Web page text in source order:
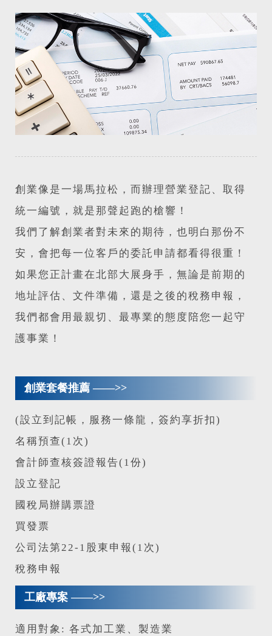
創業像是一場馬拉松，而辦理營業登記、取得
統一編號，就是那聲起跑的槍響！
我們了解創業者對未來的期待，也明白那份不
安，會把每一位客戶的委託申請都看得很重！
如果您正計畫在北部大展身手，無論是前期的
地址評估、文件準備，還是之後的稅務申報，
我們都會用最親切、最專業的態度陪您一起守
護事業！
創業套餐推薦 ——>>
(設立到記帳，服務一條龍，簽約享折扣)
名稱預查(1次)
會計師查核簽證報告(1份)
設立登記
國稅局辦購票證
買發票
公司法第22-1股東申報(1次)
稅務申報
工廠專案 ——>>
適用對象: 各式加工業、製造業